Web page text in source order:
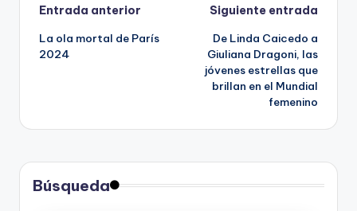
Navegación
de
Entrada anterior
La ola mortal de París
2024
Siguiente entrada
De Linda Caicedo a
Giuliana Dragoni, las
jóvenes estrellas que
brillan en el Mundial
femenino
Búsqueda